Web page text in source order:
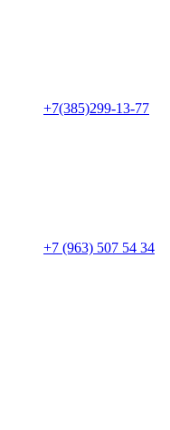
+7(385)299-13-77
+7 (963) 507 54 34